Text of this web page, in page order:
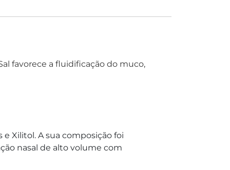
favorece a fluidificação do muco,
Xilitol. A sua composição foi
nasal de alto volume com